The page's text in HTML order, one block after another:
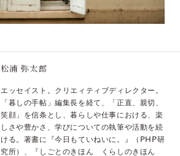
松浦 弥太郎
エッセイスト。クリエィティブディレクター。
「暮しの手帖」編集長を経て、「正直、親切、
笑顔」を信条とし、暮らしや仕事における、楽
しさや豊かさ、学びについての執筆や活動を続
ける。著書に『今日もていねいに。』（PHP研
究所）、『しごとのきほん くらしのきほん